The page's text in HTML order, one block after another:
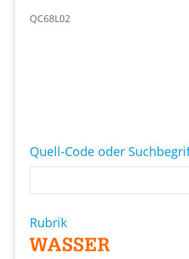
QC68L02
Quell-Code oder
Rubrik